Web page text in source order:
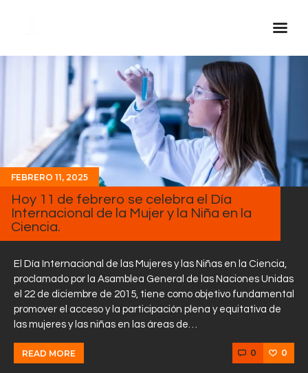
Inicio Real FM
Streaming
En Vivo
Descarga La APP
Programas
Noticias
Contactos
FEBRERO 11, 2025
Hoy 11 de febrero se celebra el Día
Internacional de la Mujer y la Niña en la
Ciencia.
El Día Internacional de las Mujeres y las Niñas en la Ciencia,
proclamado por la Asamblea General de las Naciones Unidas
el 22 de diciembre de 2015, tiene como objetivo fundamental
promover el acceso y la participación plena y equitativa de
las mujeres y las niñas en las áreas de…
READ MORE 0 0